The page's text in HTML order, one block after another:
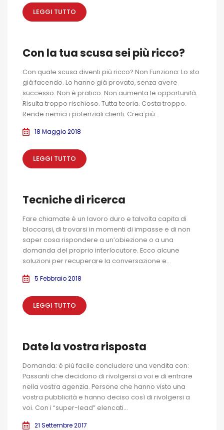
LEGGI TUTTO
Con la tua scusa sei più ricco?
Con quale scusa diventi più ricco? Non Funziona. Lo sto
già facendo. Lo hanno già provato, senza avere
successo. Non è pratico. Non aumenta le opportunità.
Risulta troppo rischioso. Tutta teoria. Costa troppo.
Rende nemici i potenziali clienti. Crea più...
18 Maggio 2018
LEGGI TUTTO
Tecniche di ricerca
Fare chiamate è un lavoro duro e talvolta capita di
bloccarsi, di trovarsi in momenti di impasse e di non
saper cosa rispondere a un’obiezione o a una
domanda del proprio interlocutore. Ecco alcune
soluzioni per recuperare la conversazione e...
5 Febbraio 2018
LEGGI TUTTO
Date la vostra risposta
Domanda: è più facile concludere una vendita con:
Passanti che decidono di rivolgersi a voi e di entrare
nella vostra agenzia. Persone che hanno visto una
vostra pubblicità e hanno deciso così di rivolgersi a
voi. Con i “super-lead” elencati...
21 Settembre 2017